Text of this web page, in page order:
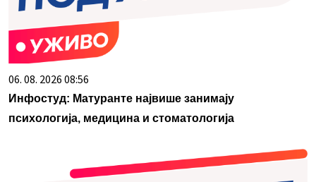
06. 08. 2026 08:56
Инфостуд: Матуранте највише занимају
психологија, медицина и стоматологија